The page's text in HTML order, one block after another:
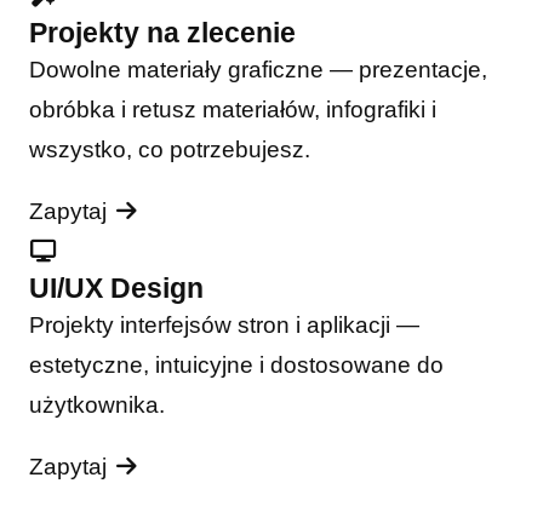
Projekty na zlecenie
Dowolne materiały graficzne — prezentacje,
obróbka i retusz materiałów, infografiki i
wszystko, co potrzebujesz.
Zapytaj
UI/UX Design
Projekty interfejsów stron i aplikacji —
estetyczne, intuicyjne i dostosowane do
użytkownika.
Zapytaj